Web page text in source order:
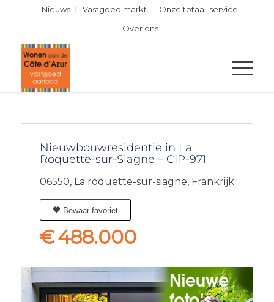
Nieuws Vastgoed markt
Onze totaal-service
Over ons
Nieuwbouwresidentie in La
Roquette-sur-Siagne – CIP-971
06550, La roquette-sur-siagne, Frankrijk
Bewaar favoriet
€488.000